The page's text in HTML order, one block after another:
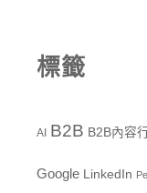
標籤
AI B2B B2B內容
Google LinkedIn